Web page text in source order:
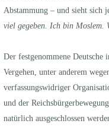
Abstammung – und sieht sich
viel gegeben. Ich bin Moslem.
Der festgenommene Deutsche
Vergehen, unter anderem
verfassungswidriger
und der
natürlich ausgeschlossen